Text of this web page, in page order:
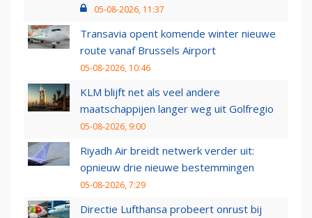
05-08-2026, 11:37
Transavia opent komende winter nieuwe
route vanaf Brussels Airport
05-08-2026, 10:46
KLM blijft net als veel andere
maatschappijen langer weg uit Golfregio
05-08-2026, 9:00
Riyadh Air breidt netwerk verder uit:
opnieuw drie nieuwe bestemmingen
05-08-2026, 7:29
Directie Lufthansa probeert onrust bij